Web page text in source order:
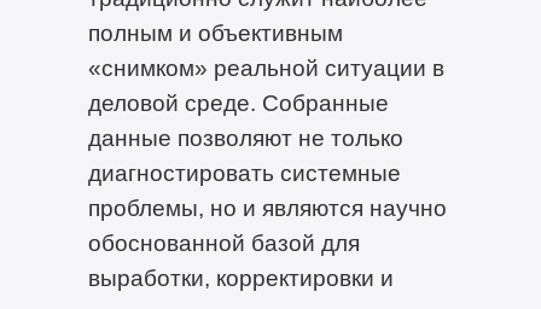
полным и объективным
«снимком» реальной ситуации в
деловой среде. Собранные
данные позволяют не только
диагностировать системные
проблемы, но и являются научно
обоснованной базой для
выработки, корректировки и